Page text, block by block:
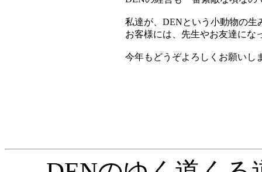
私達が、DENという小動物の生
お客様には、先生やお友達にな
今年もどうぞよろしくお願いし